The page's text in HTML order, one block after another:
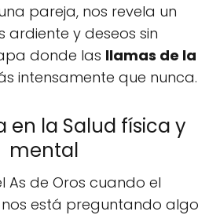
pareja, nos revela un
ardiente y deseos sin
donde las llamas de la
intensamente que nunca.
en la Salud física y
mental
As de Oros cuando el
está preguntando algo